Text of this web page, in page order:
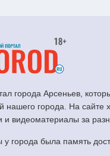
города Арсеньев,
нашего города. На сайте
и видеоматериалы за
города была память